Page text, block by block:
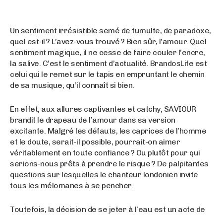
Un sentiment irrésistible semé de tumulte, de paradoxe,
quel est-il ? L’avez-vous trouvé ? Bien sûr, l’amour. Quel
sentiment magique, il ne cesse de faire couler l’encre,
la salive. C’est le sentiment d’actualité. BrandosLife est
celui qui le remet sur le tapis en empruntant le chemin
de sa musique, qu’il connaît si bien.
En effet, aux allures captivantes et catchy, SAVIOUR
brandit le drapeau de l’amour dans sa version
excitante. Malgré les défauts, les caprices de l’homme
et le doute, serait-il possible, pourrait-on aimer
véritablement en toute confiance ? Ou plutôt pour qui
serions-nous prêts à prendre le risque ? De palpitantes
questions sur lesquelles le chanteur londonien invite
tous les mélomanes à se pencher.
Toutefois, la décision de se jeter à l’eau est un acte de